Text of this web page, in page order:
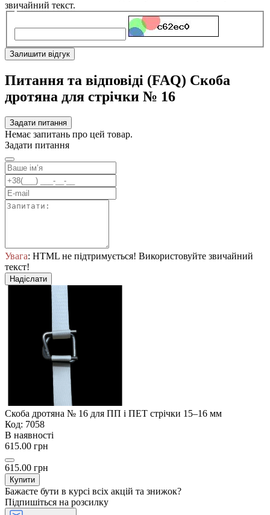
звичайний текст.
Залишити відгук
Питання та відповіді (FAQ) Скоба
дротяна для стрічки № 16
Задати питання
Немає запитань про цей товар.
Задати питання
Увага: HTML не підтримується! Використовуйте звичайний
текст!
Надіслати
Скоба дротяна № 16 для ПП і ПЕТ стрічки 15–16 мм
Код: 7058
В наявності
615.00 грн
615.00 грн
Купити
Бажаєте бути в курсі всіх акцій та знижок?
Підпишіться на розсилку